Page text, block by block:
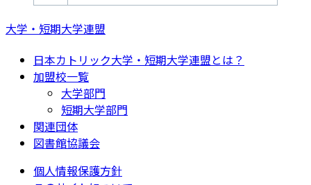
大学・短期大学連盟
日本カトリック大学・短期大学連盟とは？
加盟校一覧
大学部門
短期大学部門
関連団体
図書館協議会
個人情報保護方針